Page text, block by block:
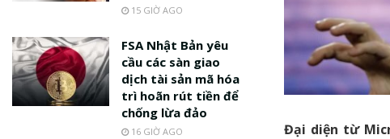
Đại diện từ
15 GIỜ AGO
FSA Nhật Bản yêu
cầu các sàn giao
dịch tài sản mã hóa
trì hoãn rút tiền để
chống lừa đảo
16 GIỜ AGO